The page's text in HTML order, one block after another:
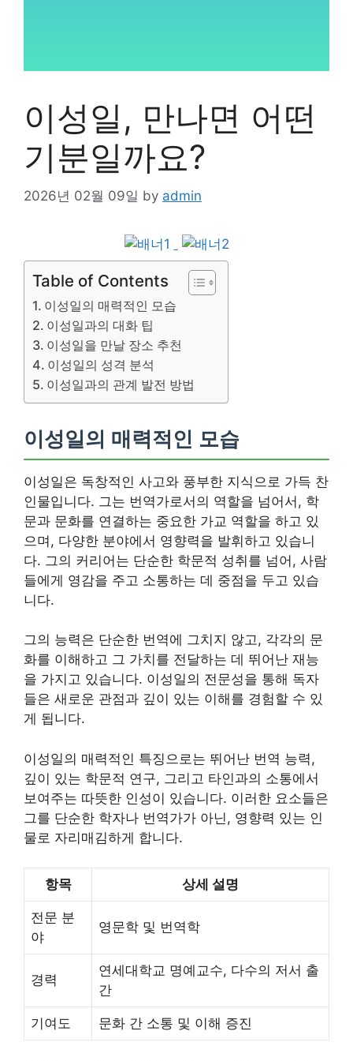
이성일, 만나면 어떤
기분일까요?
2026년 02월 09일 by admin
Table of Contents
이성일의 매력적인 모습
이성일과의 대화 팁
이성일을 만날 장소 추천
이성일의 성격 분석
이성일과의 관계 발전 방법
이성일의 매력적인 모습
이성일은 독창적인 사고와 풍부한 지식으로 가득 찬
인물입니다. 그는 번역가로서의 역할을 넘어서, 학
문과 문화를 연결하는 중요한 가교 역할을 하고 있
으며, 다양한 분야에서 영향력을 발휘하고 있습니
다. 그의 커리어는 단순한 학문적 성취를 넘어, 사람
들에게 영감을 주고 소통하는 데 중점을 두고 있습
니다.
그의 능력은 단순한 번역에 그치지 않고, 각각의 문
화를 이해하고 그 가치를 전달하는 데 뛰어난 재능
을 가지고 있습니다. 이성일의 전문성을 통해 독자
들은 새로운 관점과 깊이 있는 이해를 경험할 수 있
게 됩니다.
이성일의 매력적인 특징으로는 뛰어난 번역 능력,
깊이 있는 학문적 연구, 그리고 타인과의 소통에서
보여주는 따뜻한 인성이 있습니다. 이러한 요소들은
그를 단순한 학자나 번역가가 아닌, 영향력 있는 인
물로 자리매김하게 합니다.
항목 상세 설명
전문 분
야
영문학 및 번역학
경력
연세대학교 명예교수, 다수의 저서 출
간
기여도 문화 간 소통 및 이해 증진